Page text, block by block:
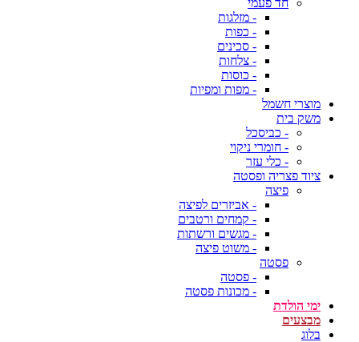
חד פעמי
- מזלגות
- כפות
- סכינים
- צלחות
- כוסות
- מפות ומפיות
מוצרי חשמל
משק בית
- כביסכל
- חומרי ניקוי
- כלי עזר
ציוד פצריה ופסטה
פיצה
- אביזרים לפיצה
- קמחים ורטבים
- מגשים ורשתות
- משוט פיצה
פסטה
- פסטה
- מכונות פסטה
ימי הולדת
מבצעים
בלוג